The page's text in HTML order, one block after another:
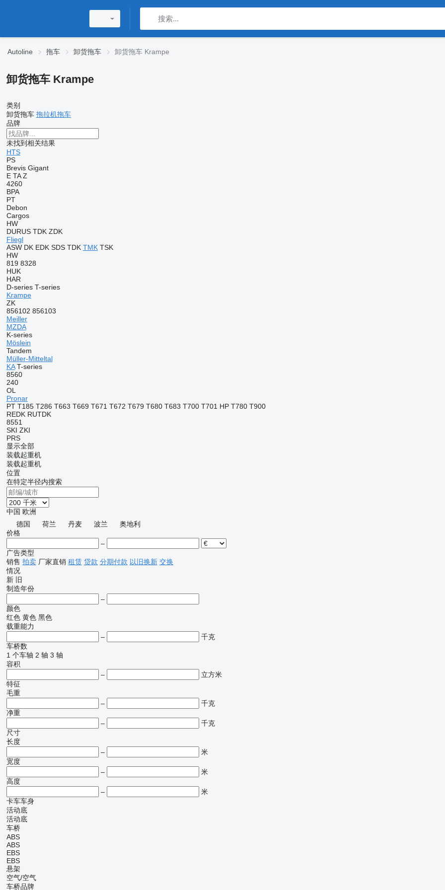
Autoline 拖车 卸货拖车 卸货拖车 Krampe
卸货拖车 Krampe
类别
卸货拖车 拖拉机拖车
品牌
未找到相关结果
HTS
PS
Brevis Gigant
E TA Z
4260
BPA
PT
Debon
Cargos
HW
DURUS TDK ZDK
Fliegl
ASW DK EDK SDS TDK TMK TSK
HW
819 8328
HUK
HAR
D-series T-series
Krampe
ZK
856102 856103
Meiller
MZDA
K-series
Möslein
Tandem
Müller-Mitteltal
KA T-series
8560
240
OL
Pronar
PT T185 T286 T663 T669 T671 T672 T679 T680 T683 T700 T701 HP T780 T900
REDK RUTDK
8551
SKI ZKI
PRS
显示全部
装载起重机
装载起重机
位置
在特定半径内搜索
中国 欧洲
德国
荷兰 丹麦 波兰
奥地利
价格
–
广告类型
销售 拍卖 厂家直销 租赁 贷款 分期付款 以旧换新 交换
情况
新 旧
制造年份
–
颜色
红色 黄色 黑色
载重能力
–
千克
车桥数
1 个车轴 2 轴 3 轴
容积
–
立方米
特征
毛重
–
千克
净重
–
千克
尺寸
长度
–
米
宽度
–
米
高度
–
米
卡车车身
活动底
活动底
车桥
ABS
ABS
EBS
EBS
悬架
空气/空气
车桥品牌